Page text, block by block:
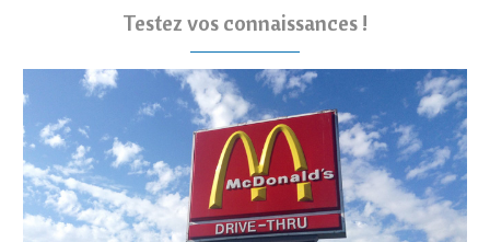
Testez vos connaissances !